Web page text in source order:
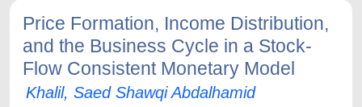
Price Formation, Income Distribution,
and the Business Cycle in a Stock-
Flow Consistent Monetary Model
Khalil, Saed Shawqi Abdalhamid